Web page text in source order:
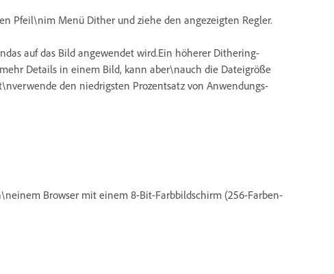
Pfeil\nim Menü Dither und ziehe den angezeigten Regler.
auf das Bild angewendet wird.Ein höherer Dithering-
Details in einem Bild, kann aber\nauch die Dateigröße
den niedrigsten Prozentsatz von Anwendungs-
Browser mit einem 8-Bit-Farbbildschirm (256-Farben-